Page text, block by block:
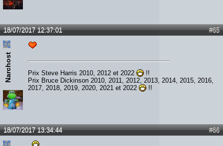
#65
18/07/2017 12:37:01
Narchost Prix Steve Harris 2010, 2012 et 2022
!!
Prix Bruce Dickinson 2010, 2011, 2012, 2013, 2014, 2015, 2016,
2017, 2018, 2019, 2020, 2021 et 2022
!!
#66
18/07/2017 13:34:44